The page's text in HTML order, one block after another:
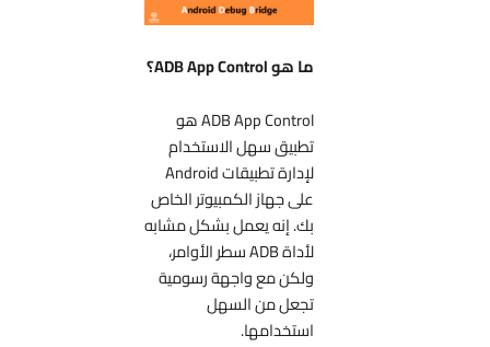
ADB App Control هو
تطبيق سهل الاستخدام
لإدارة تطبيقات Android
على جهاز الكمبيوتر الخاص
بك. إنه يعمل بشكل مشابه
لأداة ADB سطر الأوامر،
ولكن مع واجهة رسومية
تجعل من السهل
استخدامها.